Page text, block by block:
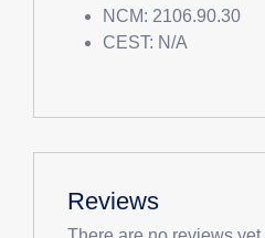
NCM: 2106.90.30
CEST: N/A
Reviews